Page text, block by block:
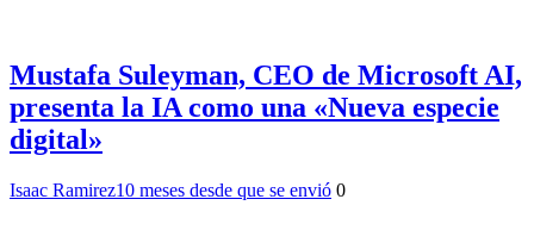
Mustafa Suleyman, CEO de Microsoft AI,
presenta la IA como una «Nueva especie
digital»
Isaac Ramirez10 meses desde que se envió 0